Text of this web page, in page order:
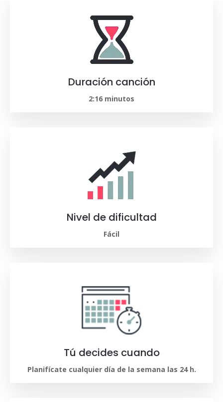
Duración canción
2:16 minutos
Nivel de dificultad
Fácil
Tú decides cuando
Planifícate cualquier día de la semana las 24 h.